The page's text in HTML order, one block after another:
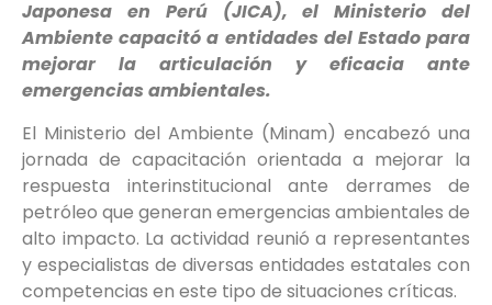
Japonesa en Perú (JICA), el Ministerio del
Ambiente capacitó a entidades del Estado para
mejorar la articulación y eficacia ante
emergencias ambientales.
El Ministerio del Ambiente (Minam) encabezó una
jornada de capacitación orientada a mejorar la
respuesta interinstitucional ante derrames de
petróleo que generan emergencias ambientales de
alto impacto. La actividad reunió a representantes
y especialistas de diversas entidades estatales con
competencias en este tipo de situaciones críticas.